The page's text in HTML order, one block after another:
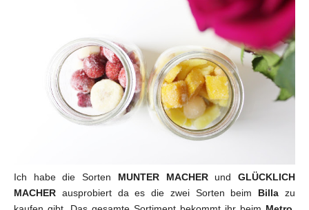
Ich habe die Sorten MUNTER MACHERundGLÜCKLICH
MACHER ausprobiert da es die zwei Sorten beim Billa zu